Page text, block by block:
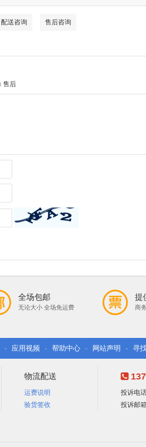
配送咨询 售后咨询
售后
全场包邮
无论大小 全场免运费
提
商
- 应用视频 - 帮助中心 - 网站声明 - 寻
物流配送
运费说明
验货签收
投诉电
投诉邮